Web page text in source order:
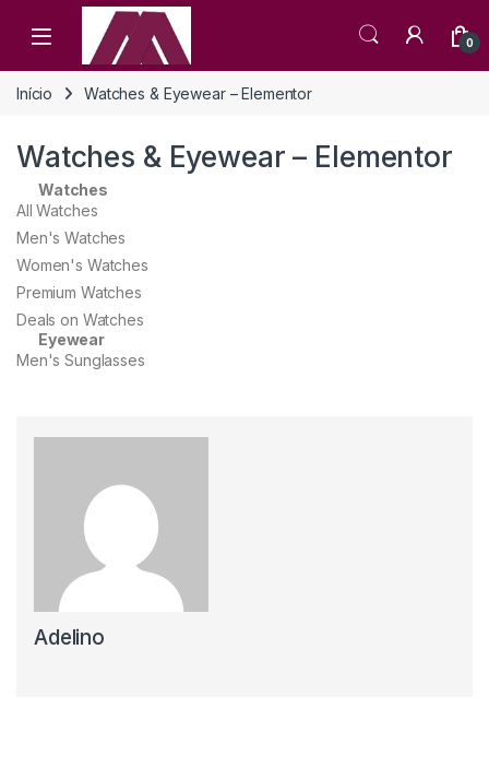
0
Início Watches & Eyewear – Elementor
Watches & Eyewear – Elementor
Watches
All Watches
Men's Watches
Women's Watches
Premium Watches
Deals on Watches
Eyewear
Men's Sunglasses
Adelino